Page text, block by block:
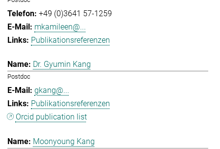
+49 (0)3641 57-1259
mkamileen@...
Publikationsreferenzen
Dr. Gyumin Kang
Postdoc
gkang@...
Publikationsreferenzen
Orcid publication list
Moonyoung Kang